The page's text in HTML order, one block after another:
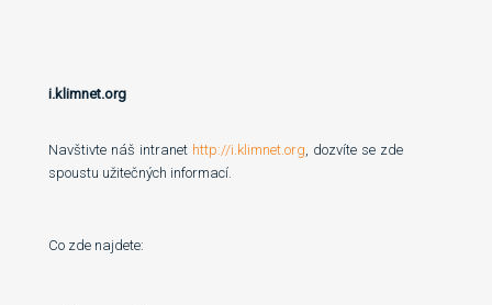
i.klimnet.org
Navštivte náš intranet http://i.klimnet.org, dozvíte se zde
spoustu užitečných informací.
Co zde najdete: